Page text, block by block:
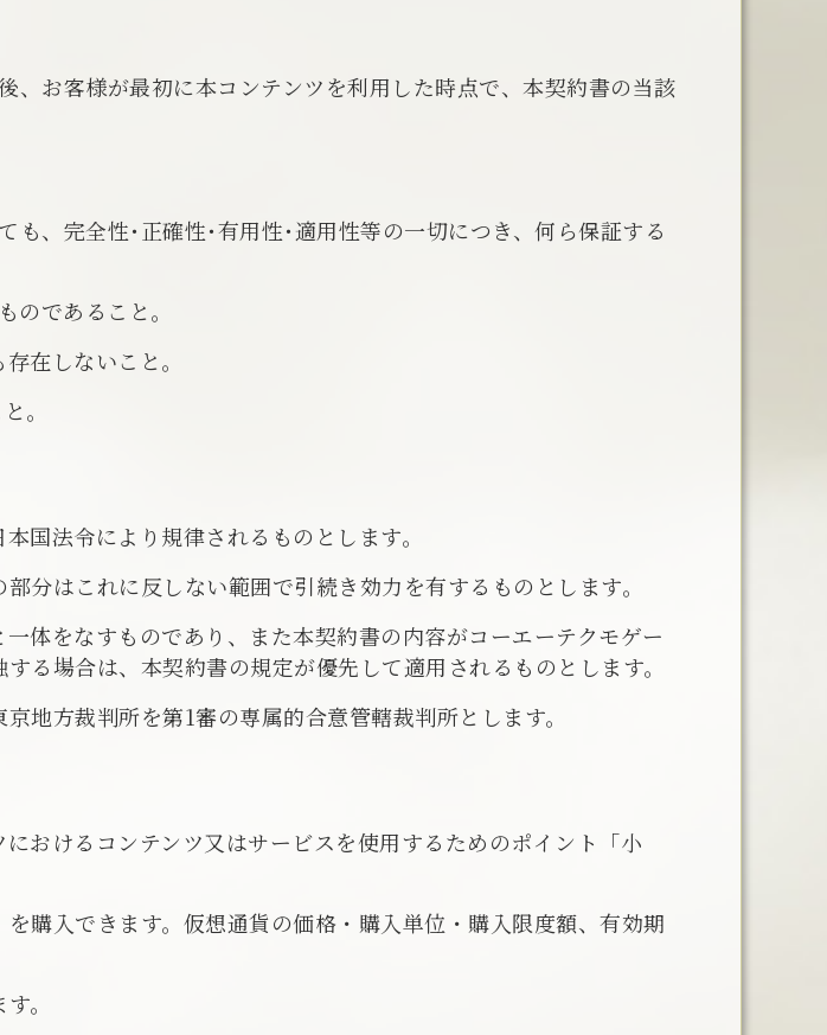
お客様が最初に本コンテンツを利用した時点で、本契約書の当該
、完全性･正確性･有用性･適用性等の一切につき、何ら保証する
であること。
在しないこと。
。
国法令により規律されるものとします。
分はこれに反しない範囲で引続き効力を有するものとします。
体をなすものであり、また本契約書の内容がコーエーテクモゲー
る場合は、本契約書の規定が優先して適用されるものとします。
地方裁判所を第1審の専属的合意管轄裁判所とします。
おけるコンテンツ又はサービスを使用するためのポイント「小
購入できます。仮想通貨の価格・購入単位・購入限度額、有効期
。